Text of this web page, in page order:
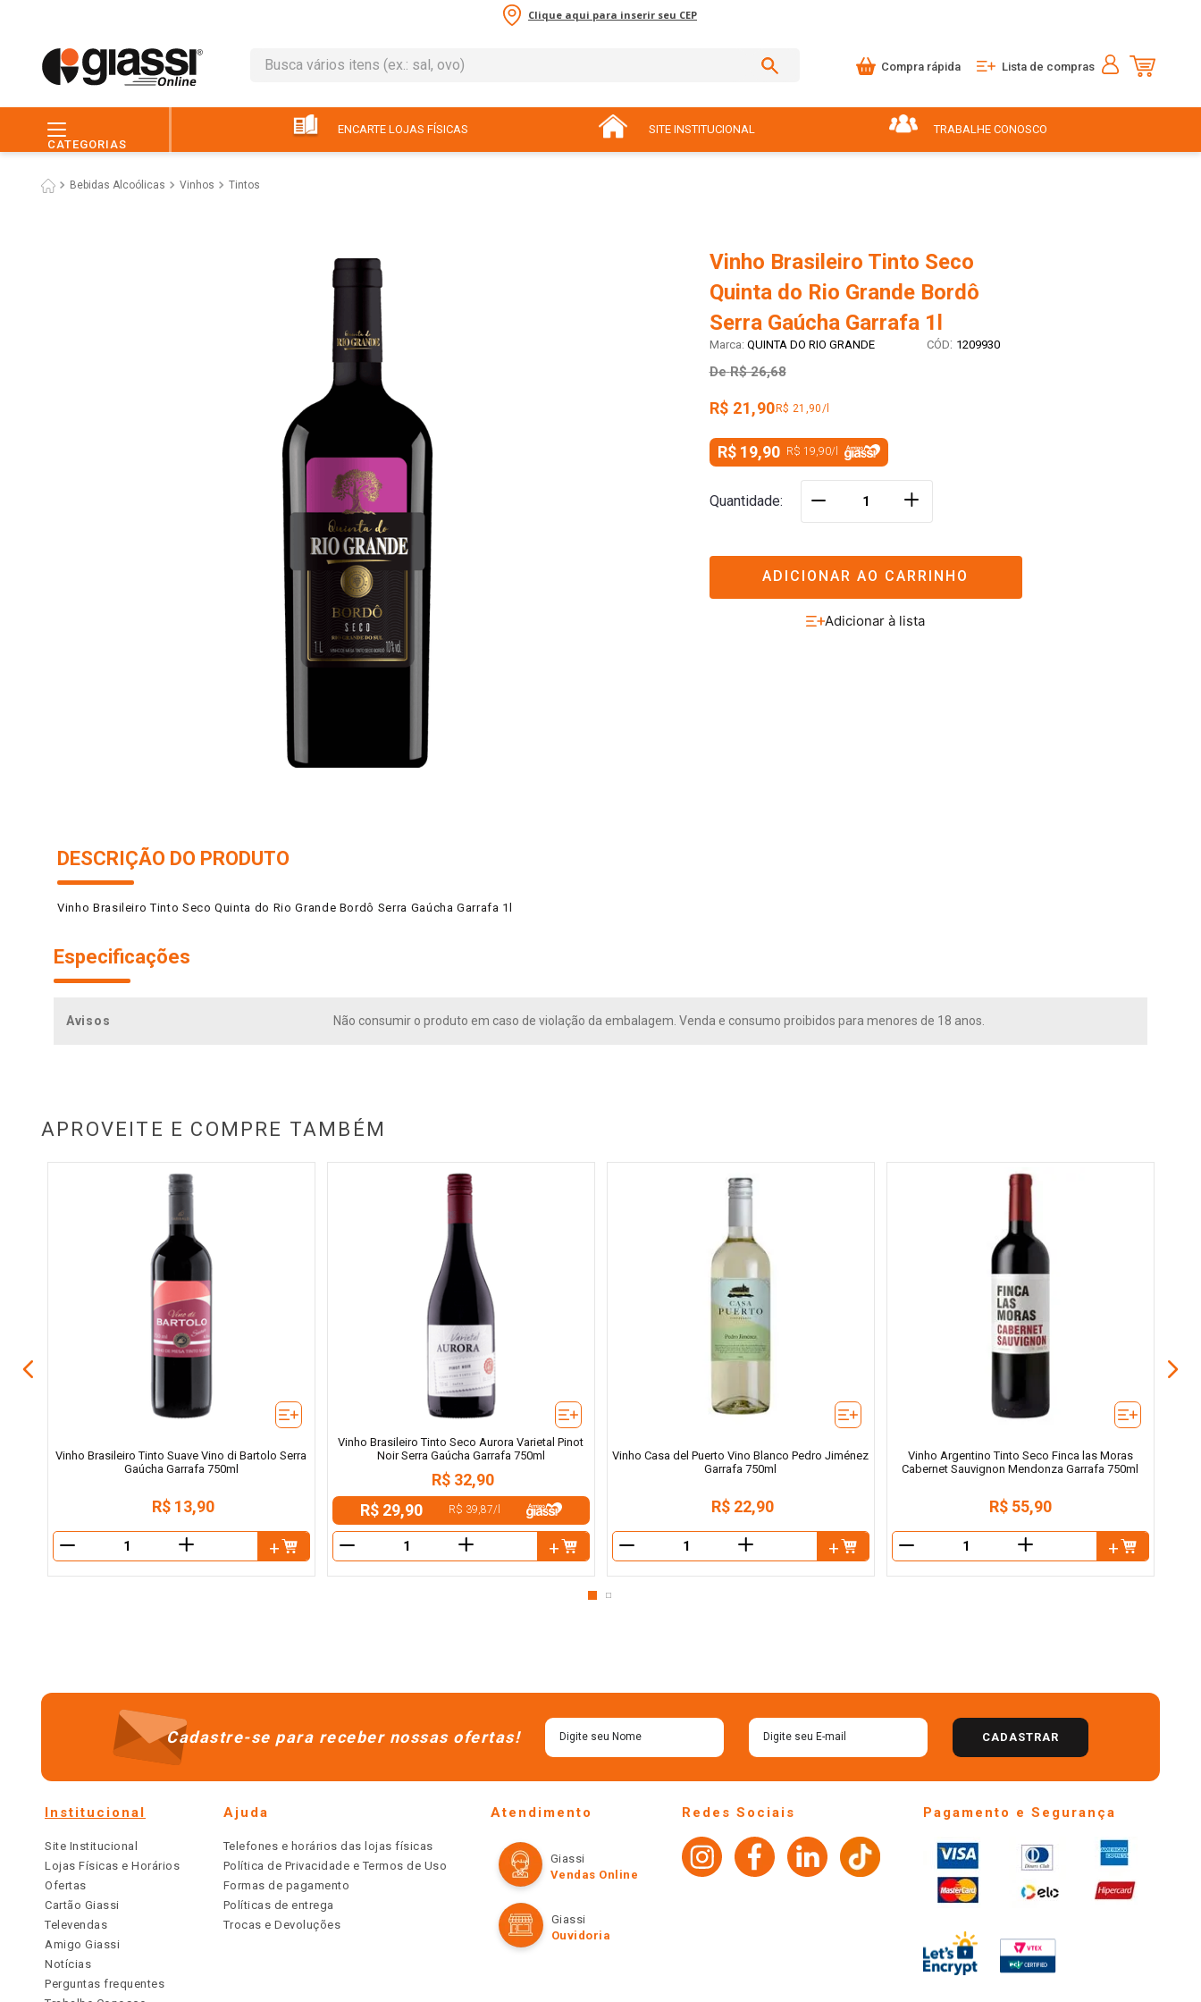
Clique aqui para inserir seu CEP
Busca vários itens (ex.: sal, ovo)
Compra rápida Lista de compras
CATEGORIAS
ENCARTE LOJAS FÍSICAS SITE INSTITUCIONAL TRABALHE CONOSCO
Bebidas Alcoólicas Vinhos Tintos
Vinho Brasileiro Tinto Seco
Quinta do Rio Grande Bordô
Serra Gaúcha Garrafa 1l
QUINTA DO RIO GRANDE : 1209930
De R$ 26,68
R$ 21,90R$ 21,90/l
R$ 19,90 R$ 19,90/l
Quantidade ＋
ADICIONAR AO CARRINHO
DESCRIÇÃO DO PRODUTO
Vinho Brasileiro Tinto Seco Quinta do Rio Grande Bordô Serra Gaúcha Garrafa 1l
Especificações
Avisos Não consumir o produto em caso de violação da embalagem. Venda e consumo proibidos para menores de 18 anos.
APROVEITE E COMPRE TAMBÉM
Vinho Brasileiro Tinto Suave Vino di Bartolo Serra
Gaúcha Garrafa 750ml
R$ 13,90
＋
Vinho Brasileiro Tinto Seco Aurora Varietal Pinot
Noir Serra Gaúcha Garrafa 750ml
R$ 32,90
R$ 29,90
R$ 39,87/l
＋
Vinho Casa del Puerto Vino Blanco Pedro Jiménez
Garrafa 750ml
R$ 22,90
＋
Vinho Argentino Tinto Seco Finca las Moras
Cabernet Sauvignon Mendonza Garrafa 750ml
R$ 55,90
＋
Cadastre-se para receber nossas ofertas! CADASTRAR
Institucional
Site Institucional
Lojas Físicas e Horários
Ofertas
Cartão Giassi
Televendas
Amigo Giassi
Notícias
Perguntas frequentes
Ajuda
Telefones e horários das lojas físicas
Política de Privacidade e Termos de Uso
Formas de pagamento
Políticas de entrega
Trocas e Devoluções
Atendimento
Giassi
Vendas Online
Giassi
Ouvidoria
Redes Sociais Pagamento e Segurança
leite
macarrão
iogurte